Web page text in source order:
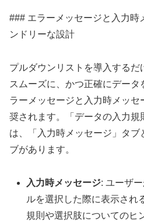
### エラーメッセージと入力時
ンドリーな設計
プルダウンリストを導入するだ
スムーズに、かつ正確にデー
ラーメッセージと入力時メッセ
奨されます。「データの入力規
は、「入力時メッセージ」タブ
ブがあります。
入力時メッセージ: ユーザ
ルを選択した際に表示され
規則や選択肢についてのヒ